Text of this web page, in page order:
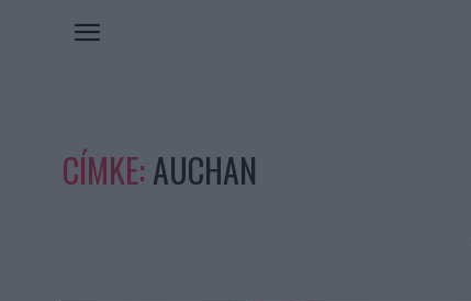
CÍMKE: AUCHAN